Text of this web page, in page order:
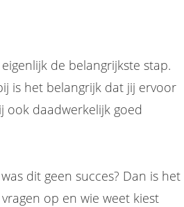
de belangrijkste stap.
is het belangrijk dat jij ervoor
ook daadwerkelijk goed
dit geen succes? Dan is het
op en wie weet kiest